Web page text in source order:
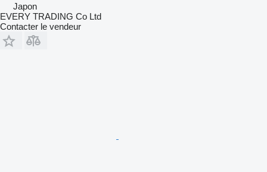
Japon
EVERY TRADING Co Ltd
Contacter le vendeur